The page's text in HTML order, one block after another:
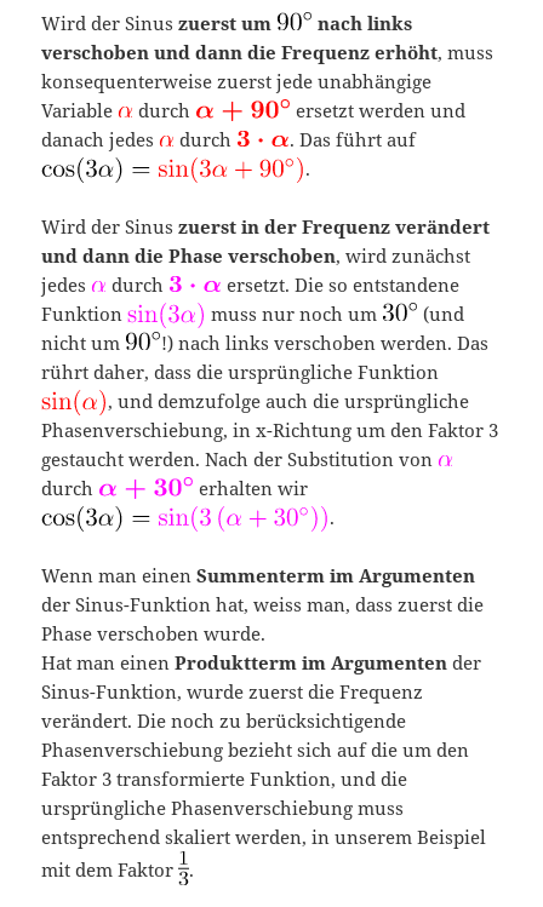
Wird der Sinuszuerst um
nach links
verschoben und dann die Frequenz erhöht, muss
konsequenterweise zuerst jede unabhängige
Variable
durch
ersetzt werden und
danach jedes
durch
. Das führt auf
.
Wird der Sinuszuerst in der Frequenz verändert
und dann die Phase verschoben, wird zunächst
jedes
durch
ersetzt. Die so entstandene
Funktion
muss nur noch um
(und
nicht um
!) nach links verschoben werden. Das
rührt daher, dass die ursprüngliche Funktion
, und demzufolge auch die ursprüngliche
Phasenverschiebung, in x-Richtung um den Faktor 3
gestaucht werden. Nach der Substitution von
durch
erhalten wir
.
Wenn man einenSummenterm im Argumenten
der Sinus-Funktion hat, weiss man, dass zuerst die
Phase verschoben wurde.
Hat man einenProduktterm im Argumenten der
Sinus-Funktion, wurde zuerst die Frequenz
verändert. Die noch zu berücksichtigende
Phasenverschiebung bezieht sich auf die um den
Faktor 3 transformierte Funktion, und die
ursprüngliche Phasenverschiebung muss
entsprechend skaliert werden, in unserem Beispiel
mit dem Faktor .